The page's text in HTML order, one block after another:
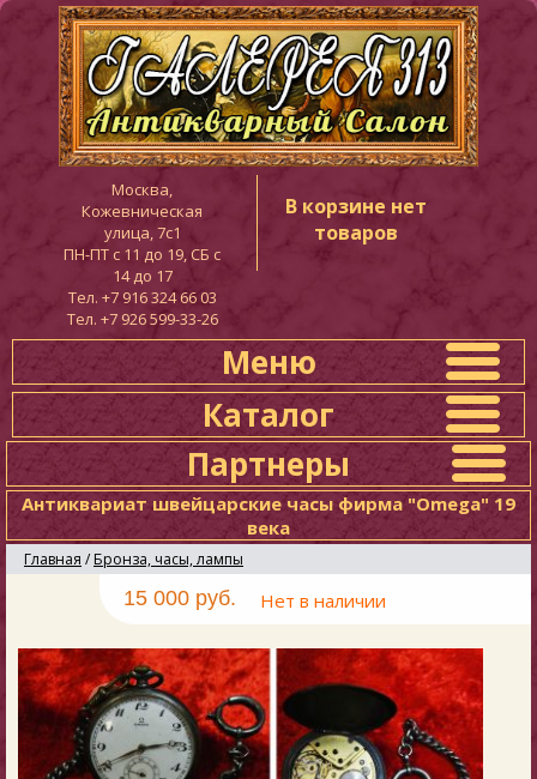
Москва,
Кожевническая
улица, 7с1
ПН-ПТ c 11 до 19, СБ с
14 до 17
Тел. +7 916 324 66 03
Тел. +7 926 599-33-26
В корзине нет
товаров
Меню
Каталог
Партнеры
Антиквариат швейцарские часы фирма "Omega" 19
века
Главная / Бронза, часы, лампы
15 000 руб. Нет в наличии